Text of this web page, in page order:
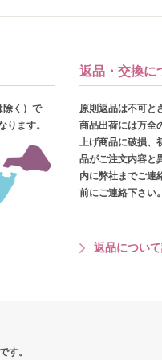
除く）で
ります。
返品・交換に
原則返品は不可と
商品出荷には万全
上げ商品に破損、
品がご注文内容と
内に弊社までご連
前にご連絡下さい。
返品につい
す。